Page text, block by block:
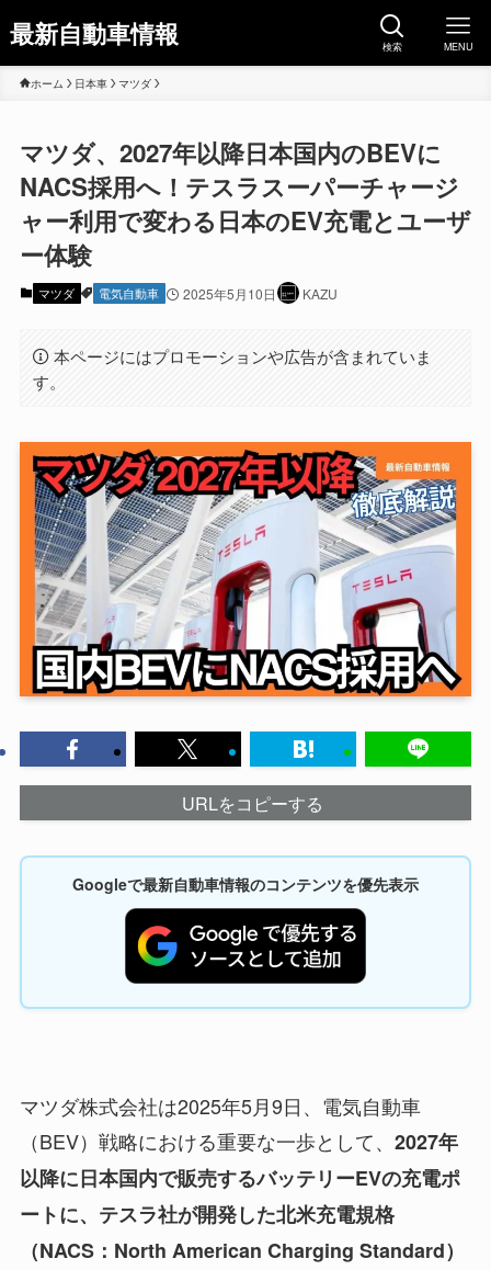
最新自動車情報 検索 MENU
ホーム 日本車 マツダ
マツダ、2027年以降日本国内のBEVに
NACS採用へ！テスラスーパーチャージ
ャー利用で変わる日本のEV充電とユーザ
ー体験
マツダ 電気自動車 2025年5月10日 KAZU
本ページにはプロモーションや広告が含まれていま
す。
URLをコピーする
Googleで最新自動車情報のコンテンツを優先表示
マツダ株式会社は2025年5月9日、電気自動車
（BEV）戦略における重要な一歩として、 2027年
以降に日本国内で販売するバッテリーEVの充電ポ
ートに、テスラ社が開発した北米充電規格
（NACS：North American Charging Standard）